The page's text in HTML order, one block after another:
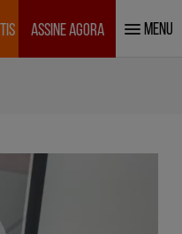
ASSINE AGORA MENU